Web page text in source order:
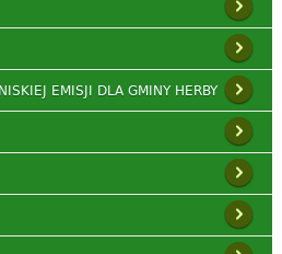
EMISJI DLA GMINY HERBY